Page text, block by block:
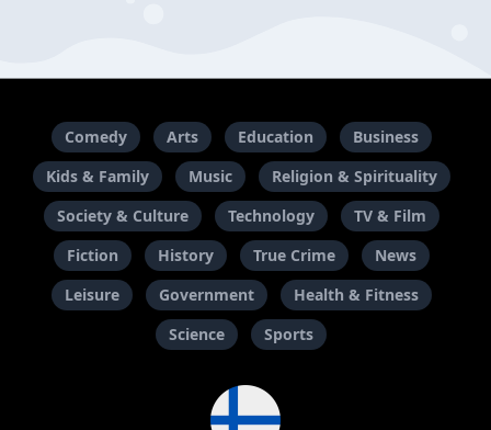
Comedy Arts Education
Business
Kids & Family
Music
Religion & Spirituality
Society & Culture
Technology
TV & Film
Fiction
History True Crime
News
Leisure
Government
Health & Fitness
Science
Sports